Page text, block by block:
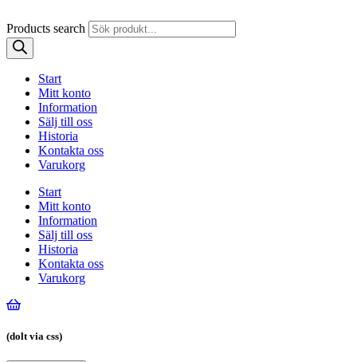
Products search
Start
Mitt konto
Information
Sälj till oss
Historia
Kontakta oss
Varukorg
Start
Mitt konto
Information
Sälj till oss
Historia
Kontakta oss
Varukorg
(dolt via css)